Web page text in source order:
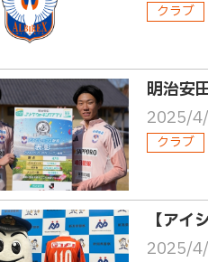
クラブ
明治安
2025/
クラブ
【ア
2025/